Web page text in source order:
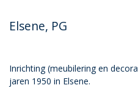
Elsene, PG
Inrichting (meubilering en
jaren 1950 in Elsene.